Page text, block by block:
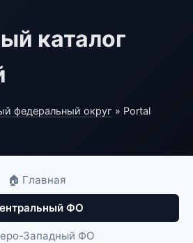
каталог
федеральный округ » Portal
🏠 Главная
ФО
Западный ФО